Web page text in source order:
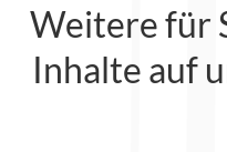
Weitere für
Inhalte auf